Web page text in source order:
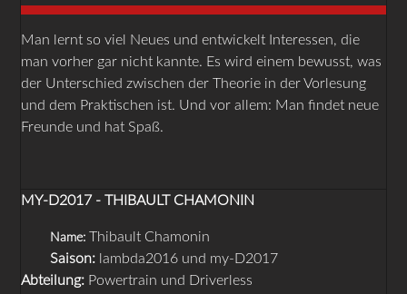
Man lernt so viel Neues und entwickelt Interessen, die
man vorher gar nicht kannte. Es wird einem bewusst, was
der Unterschied zwischen der Theorie in der Vorlesung
und dem Praktischen ist. Und vor allem: Man findet neue
Freunde und hat Spaß.
MY-D2017 - THIBAULT CHAMONIN
Name: Thibault Chamonin
Saison: lambda2016 und my-D2017
Abteilung: Powertrain und Driverless